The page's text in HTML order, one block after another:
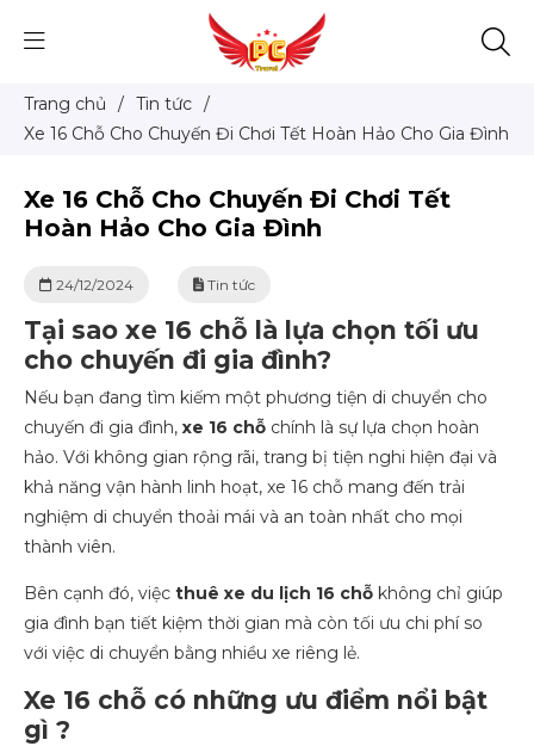
Trang chủ / Tin tức /
Xe 16 Chỗ Cho Chuyến Đi Chơi Tết Hoàn Hảo Cho Gia Đình
Xe 16 Chỗ Cho Chuyến Đi Chơi Tết
Hoàn Hảo Cho Gia Đình
24/12/2024 Tin tức
Tại sao xe 16 chỗ là lựa chọn tối ưu
cho chuyến đi gia đình?
Nếu bạn đang tìm kiếm một phương tiện di chuyển cho
chuyến đi gia đình, xe 16 chỗ chính là sự lựa chọn hoàn
hảo. Với không gian rộng rãi, trang bị tiện nghi hiện đại và
khả năng vận hành linh hoạt, xe 16 chỗ mang đến trải
nghiệm di chuyển thoải mái và an toàn nhất cho mọi
thành viên.
Bên cạnh đó, việc thuê xe du lịch 16 chỗ không chỉ giúp
gia đình bạn tiết kiệm thời gian mà còn tối ưu chi phí so
với việc di chuyển bằng nhiều xe riêng lẻ.
Xe 16 chỗ có những ưu điểm nổi bật
gì ?